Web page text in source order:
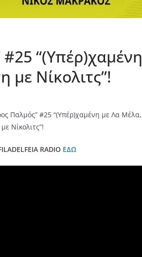
#25 “(Υπέρ)χαμένη
με Νίκολιτς”!
Παλμός” #25 “(Υπέρ)χαμένη με Λα Μέλα,
Νίκολιτς”!
RADIO ΕΔΩ